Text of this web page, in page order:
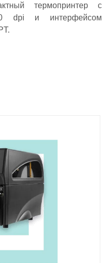
термопринтер с
dpi и интерфейсом